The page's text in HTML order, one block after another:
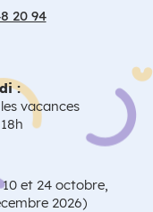
20 94
:
vacances
et 24 octobre,
2026)